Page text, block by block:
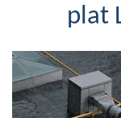
plat